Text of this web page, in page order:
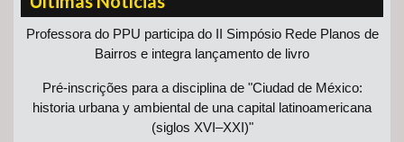
Professora do PPU participa do II Simpósio Rede Planos de
Bairros e integra lançamento de livro
Pré-inscrições para a disciplina de "Ciudad de México:
historia urbana y ambiental de una capital latinoamericana
(siglos XVI–XXI)"